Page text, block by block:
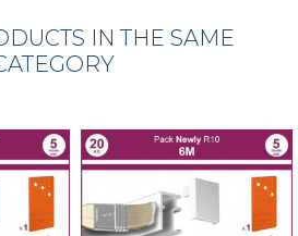
IN THE SAME